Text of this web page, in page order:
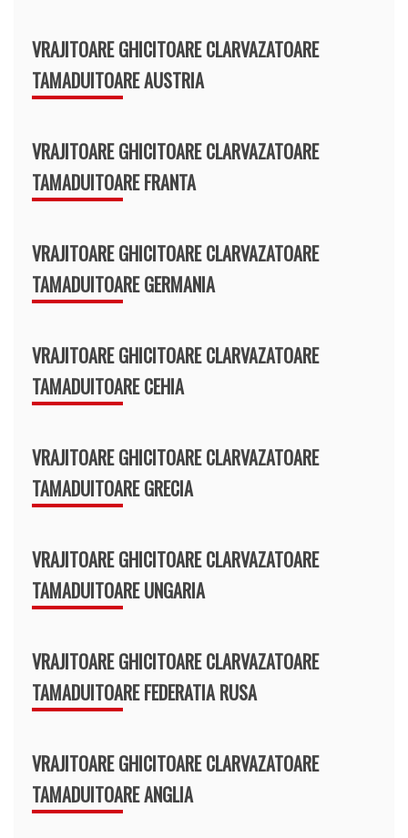
VRAJITOARE GHICITOARE CLARVAZATOARE
TAMADUITOARE AUSTRIA
VRAJITOARE GHICITOARE CLARVAZATOARE
TAMADUITOARE FRANTA
VRAJITOARE GHICITOARE CLARVAZATOARE
TAMADUITOARE GERMANIA
VRAJITOARE GHICITOARE CLARVAZATOARE
TAMADUITOARE CEHIA
VRAJITOARE GHICITOARE CLARVAZATOARE
TAMADUITOARE GRECIA
VRAJITOARE GHICITOARE CLARVAZATOARE
TAMADUITOARE UNGARIA
VRAJITOARE GHICITOARE CLARVAZATOARE
TAMADUITOARE FEDERATIA RUSA
VRAJITOARE GHICITOARE CLARVAZATOARE
TAMADUITOARE ANGLIA